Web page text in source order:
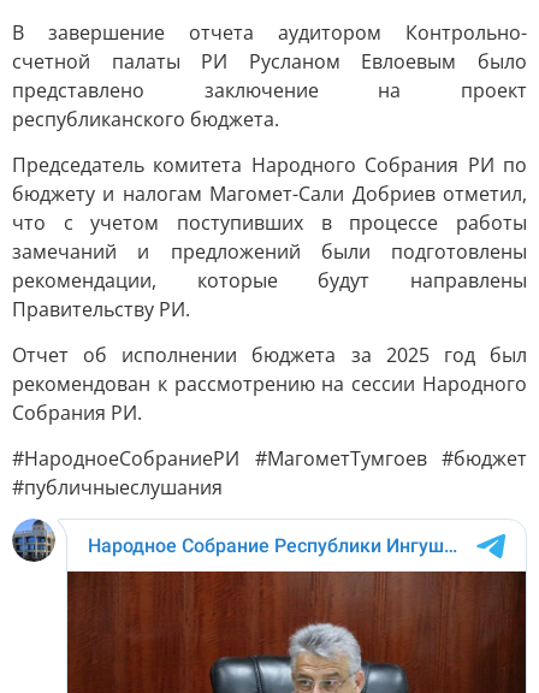
В завершение отчета аудитором Контрольно-
счетной палаты РИ Русланом Евлоевым было
представлено заключение на проект
республиканского бюджета.
Председатель комитета Народного Собрания РИ по
бюджету и налогам Магомет-Сали Добриев отметил,
что с учетом поступивших в процессе работы
замечаний и предложений были подготовлены
рекомендации, которые будут направлены
Правительству РИ.
Отчет об исполнении бюджета за 2025 год был
рекомендован к рассмотрению на сессии Народного
Собрания РИ.
#НародноеСобраниеРИ #МагометТумгоев #бюджет
#публичныеслушания